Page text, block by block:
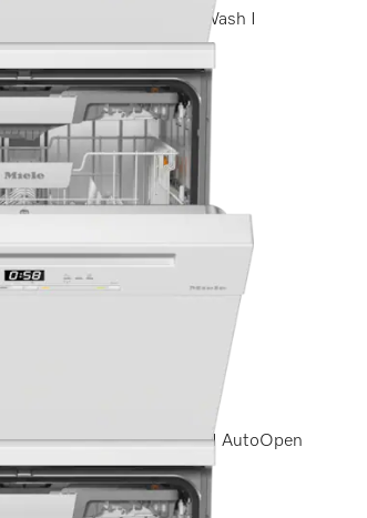
Körbe I QuickPowerWash I
I QuickPowerWash I AutoOpen